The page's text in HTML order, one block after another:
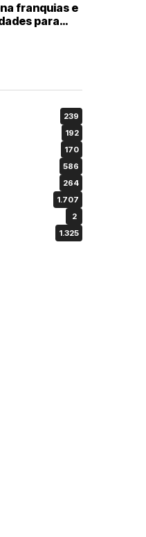
franquias e
para
do
239
192
170
586
264
1.707
2
1.325